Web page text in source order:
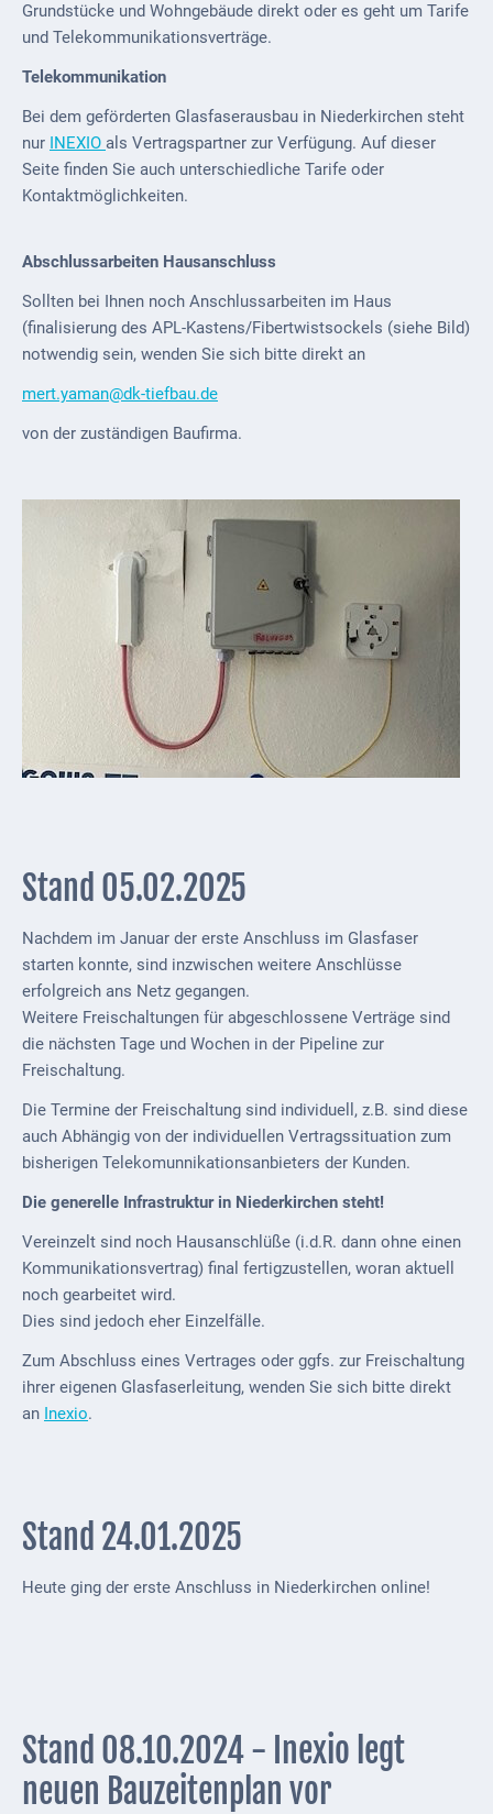
Kontakt
Veranstaltungen
Kultur &
Freizeit
Radfahren
Musikschule
und VHS
Weinprinzessin
Sektgüter,
Caterer
Unterkünfte
Ferienwohnungen
Wohnmobilstellplatz
Betriebe &
Handel &
Handwerk
Dienstleister
Vereine &
Institutionen
Kindergarten
Allgemeine
Infos
Grundstücke und Wohngebäude direkt oder es geht um Tarife
und Telekommunikationsverträge.
Telekommunikation
Bei dem geförderten Glasfaserausbau in Niederkirchen steht
nur INEXIO als Vertragspartner zur Verfügung. Auf dieser
Seite finden Sie auch unterschiedliche Tarife oder
Kontaktmöglichkeiten.
Abschlussarbeiten Hausanschluss
Sollten bei Ihnen noch Anschlussarbeiten im Haus
(finalisierung des APL-Kastens/Fibertwistsockels (siehe Bild)
notwendig sein, wenden Sie sich bitte direkt an
mert.yaman@dk-tiefbau.de
von der zuständigen Baufirma.
Stand 05.02.2025
Nachdem im Januar der erste Anschluss im Glasfaser
starten konnte, sind inzwischen weitere Anschlüsse
erfolgreich ans Netz gegangen.
Weitere Freischaltungen für abgeschlossene Verträge sind
die nächsten Tage und Wochen in der Pipeline zur
Freischaltung.
Die Termine der Freischaltung sind individuell, z.B. sind diese
auch Abhängig von der individuellen Vertragssituation zum
bisherigen Telekomunnikationsanbieters der Kunden.
Die generelle Infrastruktur in Niederkirchen steht!
Vereinzelt sind noch Hausanschlüße (i.d.R. dann ohne einen
Kommunikationsvertrag) final fertigzustellen, woran aktuell
noch gearbeitet wird.
Dies sind jedoch eher Einzelfälle.
Zum Abschluss eines Vertrages oder ggfs. zur Freischaltung
ihrer eigenen Glasfaserleitung, wenden Sie sich bitte direkt
an Inexio.
Stand 24.01.2025
Heute ging der erste Anschluss in Niederkirchen online!
Stand 08.10.2024 - Inexio legt
neuen Bauzeitenplan vor